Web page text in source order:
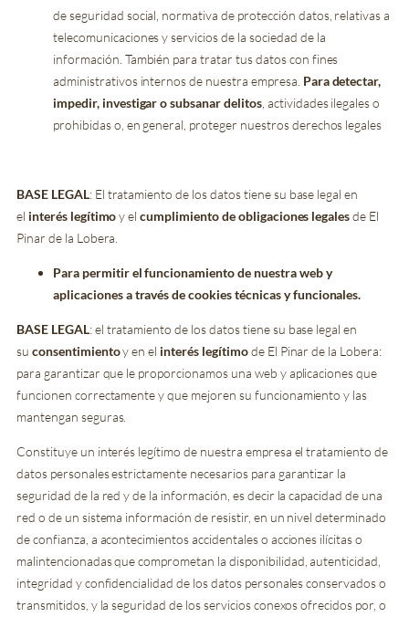
de seguridad social, normativa de protección datos, relativas a
telecomunicaciones y servicios de la sociedad de la
información. También para tratar tus datos con fines
administrativos internos de nuestra empresa. Para detectar,
impedir, investigar o subsanar delitos, actividades ilegales o
prohibidas o, en general, proteger nuestros derechos legales
BASE LEGAL: El tratamiento de los datos tiene su base legal en
el interés legítimoy elcumplimiento de obligaciones legalesde El
Pinar de la Lobera.
Para permitir el funcionamiento de nuestra web y
aplicaciones a través de cookies técnicas y funcionales.
BASE LEGAL: el tratamiento de los datos tiene su base legal en
su consentimientoy en el interés legítimode El Pinar de la Lobera:
para garantizar que le proporcionamos una web y aplicaciones que
funcionen correctamente y que mejoren su funcionamiento y las
mantengan seguras.
Constituye un interés legítimo de nuestra empresa el tratamiento de
datos personales estrictamente necesarios para garantizar la
seguridad de la red y de la información, es decir la capacidad de una
red o de un sistema información de resistir, en un nivel determinado
de confianza, a acontecimientos accidentales o acciones ilícitas o
malintencionadas que comprometan la disponibilidad, autenticidad,
integridad y confidencialidad de los datos personales conservados o
transmitidos, y la seguridad de los servicios conexos ofrecidos por, o